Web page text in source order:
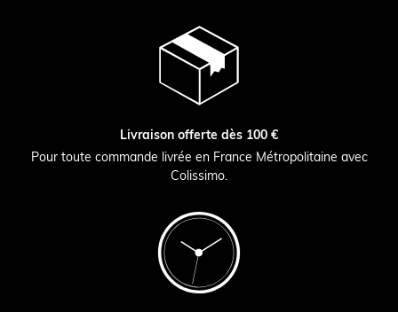
Livraison offerte dès 100 €
Pour toute commande livrée en France Métropolitaine avec
Colissimo.